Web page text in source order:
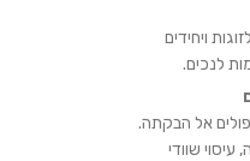
ויחידים
לנכים.
אל הבקתה.
עיסוי שוודי